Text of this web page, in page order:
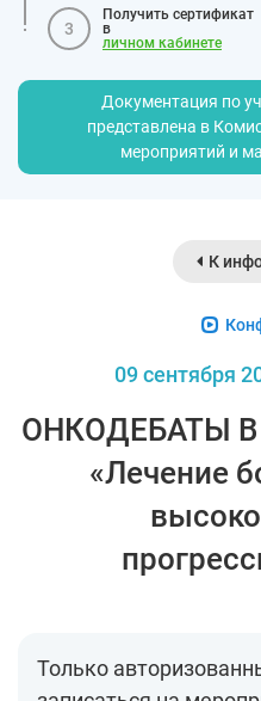
3
Получить сертификат
в
личном кабинете
Документация по
представлена в
мероприятий и
К
09 сентября
ОНКОДЕБАТЫ
«Лечение
Только